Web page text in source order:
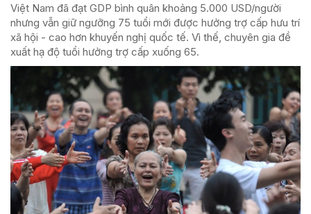
Việt Nam đã đạt GDP bình quân khoảng 5.000 USD/người
nhưng vẫn giữ ngưỡng 75 tuổi mới được hưởng trợ cấp hưu trí
xã hội - cao hơn khuyến nghị quốc tế. Vì thế, chuyên gia đề
xuất hạ độ tuổi hưởng trợ cấp xuống 65.